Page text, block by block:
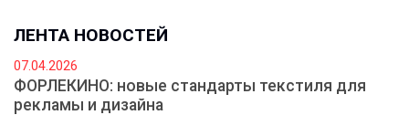
ЛЕНТА НОВОСТЕЙ
07.04.2026
ФОРЛЕКИНО: новые стандарты текстиля для
рекламы и дизайна